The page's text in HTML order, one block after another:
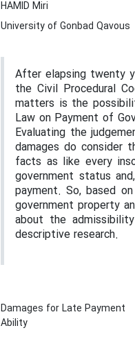
HAMID Miri
University of Gonbad Qavous
After elapsing twenty
the Civil Procedural
matters is the
Law on Payment of
Evaluating the
damages do consider
facts as like every
government status
payment. So, based
government property
about the
descriptive research.
Damages for Late Payment
Ability